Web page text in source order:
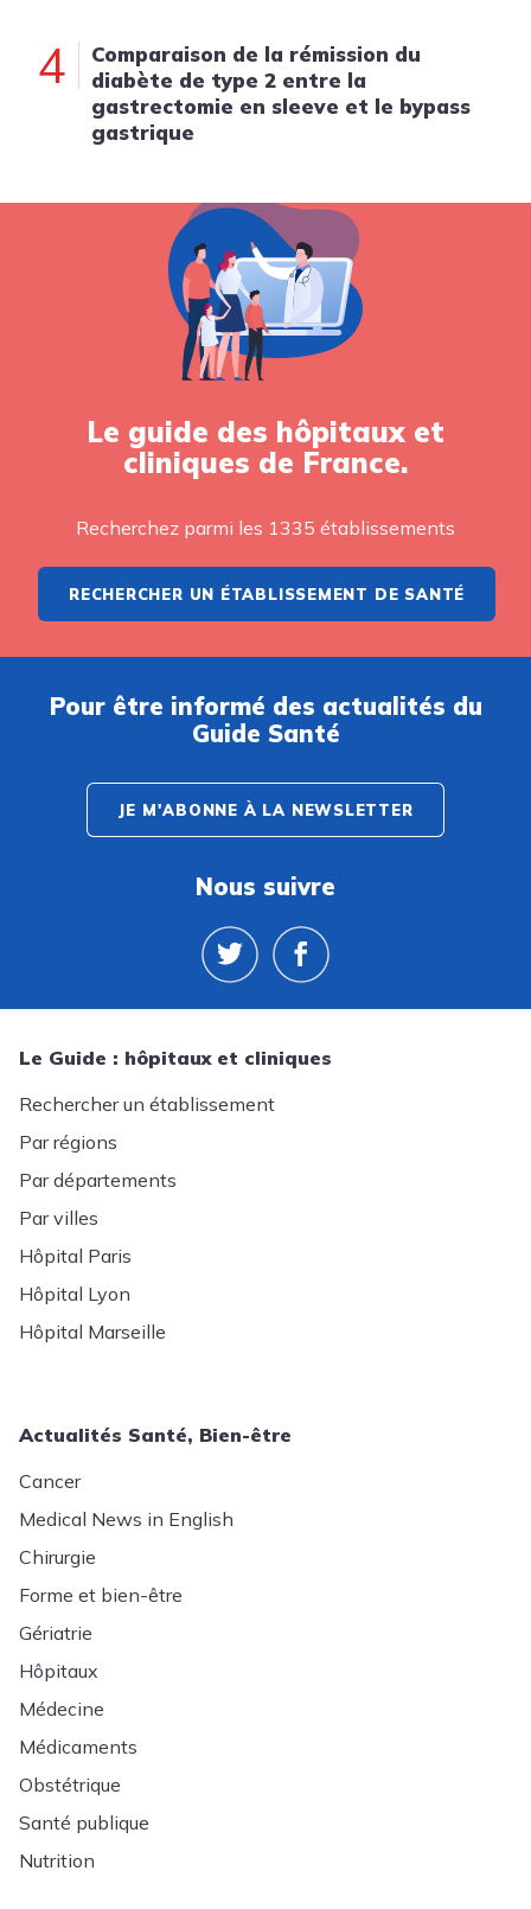
4
Comparaison de la rémission du
diabète de type 2 entre la
gastrectomie en sleeve et le bypass
gastrique
Le guide des hôpitaux et
cliniques de France.
Recherchez parmi les 1335 établissements
RECHERCHER UN ÉTABLISSEMENT DE SANTÉ
Pour être informé des actualités du
Guide Santé
JE M'ABONNE À LA NEWSLETTER
Nous suivre
Le Guide : hôpitaux et cliniques
Rechercher un établissement
Par régions
Par départements
Par villes
Hôpital Paris
Hôpital Lyon
Hôpital Marseille
Actualités Santé, Bien-être
Cancer
Medical News in English
Chirurgie
Forme et bien-être
Gériatrie
Hôpitaux
Médecine
Médicaments
Obstétrique
Santé publique
Nutrition